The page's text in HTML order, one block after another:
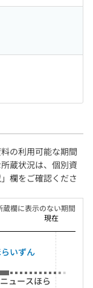
の利用可能な期間
蔵状況は、個別資
欄をご確認くださ
蔵欄に表示のない期間
現在
いずん
ュースほら